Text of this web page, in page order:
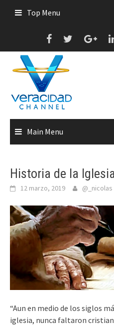
Top Menu
Main Menu
Historia de la
12 marzo, 2019 @_nicolas
“Aun en medio de los siglos
iglesia, nunca faltaron